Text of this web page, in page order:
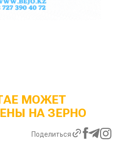
МОЖЕТ
НА ЗЕРНО
Поделиться